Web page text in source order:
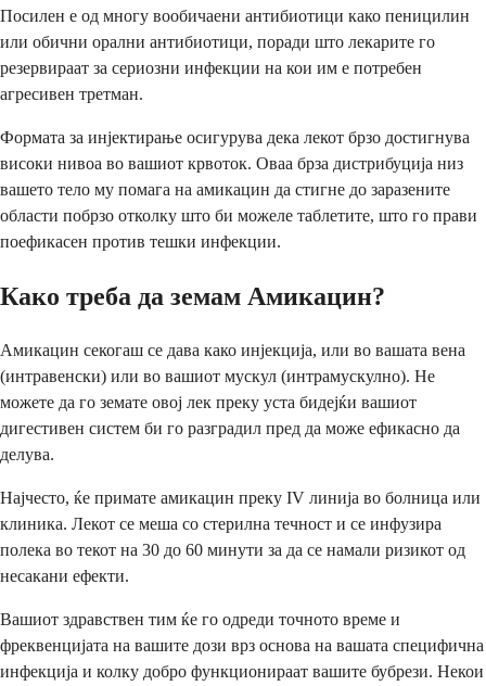
Посилен е од многу вообичаени антибиотици како пеницилин
или обични орални антибиотици, поради што лекарите го
резервираат за сериозни инфекции на кои им е потребен
агресивен третман.
Формата за инјектирање осигурува дека лекот брзо достигнува
високи нивоа во вашиот крвоток. Оваа брза дистрибуција низ
вашето тело му помага на амикацин да стигне до заразените
области побрзо отколку што би можеле таблетите, што го прави
поефикасен против тешки инфекции.
Како треба да земам Амикацин?
Амикацин секогаш се дава како инјекција, или во вашата вена
(интравенски) или во вашиот мускул (интрамускулно). Не
можете да го земате овој лек преку уста бидејќи вашиот
дигестивен систем би го разградил пред да може ефикасно да
делува.
Најчесто, ќе примате амикацин преку IV линија во болница или
клиника. Лекот се меша со стерилна течност и се инфузира
полека во текот на 30 до 60 минути за да се намали ризикот од
несакани ефекти.
Вашиот здравствен тим ќе го одреди точното време и
фреквенцијата на вашите дози врз основа на вашата специфична
инфекција и колку добро функционираат вашите бубрези. Некои